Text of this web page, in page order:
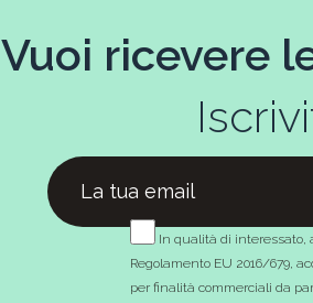
Vuoi ricevere
In qualità di interessato,
Regolamento EU 2016/679,
per finalità commerciali da